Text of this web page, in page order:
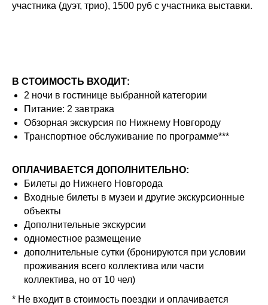
участника (дуэт, трио), 1500 руб с участника выставки.
В СТОИМОСТЬ ВХОДИТ:
2 ночи в гостинице выбранной категории
Питание: 2 завтрака
Обзорная экскурсия по Нижнему Новгороду
Транспортное обслуживание по программе***
ОПЛАЧИВАЕТСЯ ДОПОЛНИТЕЛЬНО:
Билеты до Нижнего Новгорода
Входные билеты в музеи и другие экскурсионные
объекты
Дополнительные экскурсии
одноместное размещение
дополнительные сутки (бронируются при условии
проживания всего коллектива или части
коллектива, но от 10 чел)
* Не входит в стоимость поездки и оплачивается